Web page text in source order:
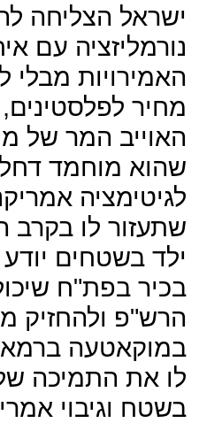
ישראל הצליחה
נורמליזציה עם
האמירויות
מחיר
האוייב המר של
שהוא מוחמד
לגיטימציה
שתעזור לו בקרב
ילד בשטחים
בכיר בפת"ח
הרש"פ ולהחזיק
במוקאטעה
לו את התמיכה
בשטח וגיבוי